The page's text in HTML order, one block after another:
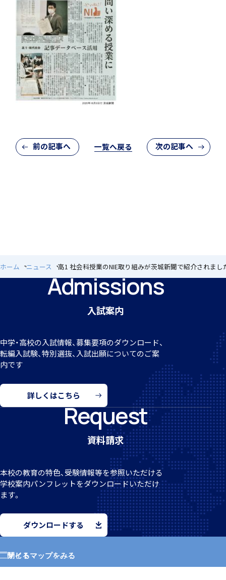
前の記事へ 一覧へ戻る 次の記事へ
ホーム ニュース 高1 社会科授業のNIE取り組みが茨城新聞で紹介されまし
Admissions
入試案内
中学・高校の入試情報、募集要項のダウンロード、
転編入試験、特別選抜、入試出願についてのご案
内です
詳しくはこちら
Request
資料請求
本校の教育の特色、受験情報等を参照いただける
学校案内パンフレットをダウンロードいただけ
ます。
ダウンロードする
サイトマップをみる
閉じる
特色
茗溪ジェネラルクラス（MG）
個人課題研究
国内・海外研修旅行